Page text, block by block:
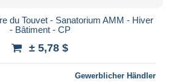
du Touvet - Sanatorium AMM - Hiver
- Bâtiment - CP
± 5,78 $
Gewerblicher Händler